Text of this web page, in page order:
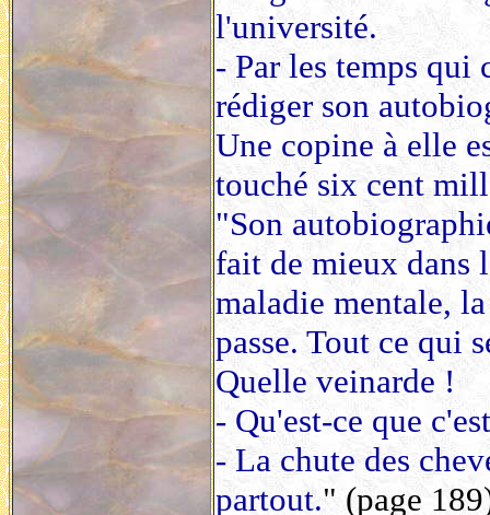
l'université.
- Par les temps qui
rédiger son
Une copine à elle
touché six cent
"Son
fait de mieux dans
maladie mentale,
passe. Tout ce qui
Quelle veinarde !
- Qu'est-ce que
- La chute des
partout." (page